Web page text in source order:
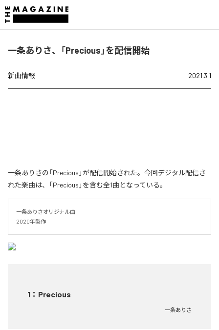
一条ありさ、「Precious」を配信開始
新曲情報 2021.3.1
一条ありさの「Precious」が配信開始された。今回デジタル配信さ
れた楽曲は、「Precious」を含む全1曲となっている。
一条ありさオリジナル曲
2020年製作
1 ： Precious
一条ありさ